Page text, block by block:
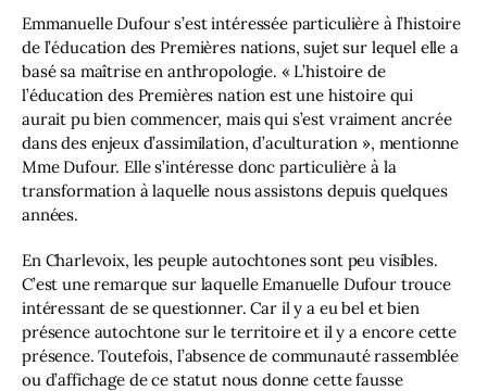
Emmanuelle Dufour s’est intéressée particulière à l’histoire
de l’éducation des Premières nations, sujet sur lequel elle a
basé sa maîtrise en anthropologie. « L’histoire de
l’éducation des Premières nation est une histoire qui
aurait pu bien commencer, mais qui s’est vraiment ancrée
dans des enjeux d’assimilation, d’aculturation », mentionne
Mme Dufour. Elle s’intéresse donc particulière à la
transformation à laquelle nous assistons depuis quelques
années.
En Charlevoix, les peuple autochtones sont peu visibles.
C’est une remarque sur laquelle Emanuelle Dufour trouce
intéressant de se questionner. Car il y a eu bel et bien
présence autochtone sur le territoire et il y a encore cette
présence. Toutefois, l’absence de communauté rassemblée
ou d’affichage de ce statut nous donne cette fausse